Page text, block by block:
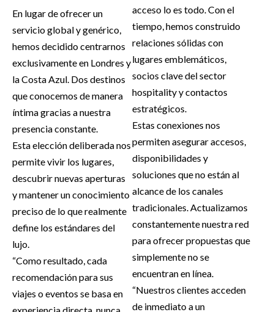
En lugar de ofrecer un
servicio global y genérico,
hemos decidido centrarnos
exclusivamente en Londres y
la Costa Azul. Dos destinos
que conocemos de manera
íntima gracias a nuestra
presencia constante.
Esta elección deliberada nos
permite vivir los lugares,
descubrir nuevas aperturas
y mantener un conocimiento
preciso de lo que realmente
define los estándares del
lujo.
“Como resultado, cada
recomendación para sus
viajes o eventos se basa en
acceso lo es todo. Con el
tiempo, hemos construido
relaciones sólidas con
lugares emblemáticos,
socios clave del sector
hospitality y contactos
estratégicos.
Estas conexiones nos
permiten asegurar accesos,
disponibilidades y
soluciones que no están al
alcance de los canales
tradicionales. Actualizamos
constantemente nuestra red
para ofrecer propuestas que
simplemente no se
encuentran en línea.
“Nuestros clientes acceden
de inmediato a un